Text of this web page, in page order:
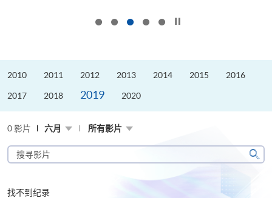
2010 2011 2012 2013 2014 2015 2016
2017 2018 2019 2020
0 影片 六月 所有影片
搜
寻
片
搜
找不到纪录